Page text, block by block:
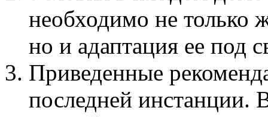
необходимо не только
но и адаптация ее под
Приведенные
последней инстанции.